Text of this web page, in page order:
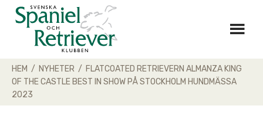
Skip
HEM / NYHETER / FLATCOATED RETRIEVERN ALMANZA KING
OF THE CASTLE BEST IN SHOW PÅ STOCKHOLM HUNDMÄSSA
2023